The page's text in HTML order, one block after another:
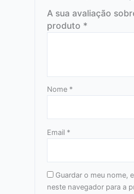
A sua avaliação
produto *
Nome *
Email *
Guardar o meu nome,
neste navegador para a